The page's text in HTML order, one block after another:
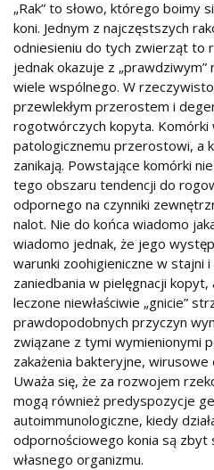
„Rak” to słowo, którego boimy
koni. Jednym z najczęstszych
odniesieniu do tych zwierząt to
jednak okazuje z „prawdziwym”
wiele wspólnego. W
przewlekłym przerostem i
rogotwórczych kopyta.
patologicznemu przerostowi, a
zanikają. Powstające komórki
tego obszaru tendencji do
odpornego na czynniki
nalot. Nie do końca wiadomo
wiadomo jednak, że jego
warunki zoohigieniczne w stajni
zaniedbania w pielęgnacji kopyt,
leczone niewłaściwie „gnicie”
prawdopodobnych przyczyn
związane z tymi wymienionymi
zakażenia bakteryjne,
Uważa się, że za rozwojem
mogą również predyspozycje
autoimmunologiczne, kiedy
odpornościowego konia są zbyt
własnego organizmu.